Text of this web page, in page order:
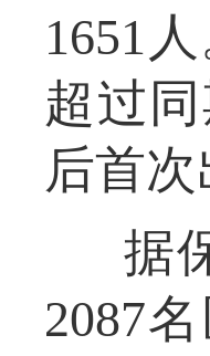
1651
超过
后首次
据
2087